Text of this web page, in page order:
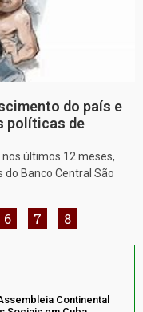
do país e
políticas de
últimos 12 meses,
do Banco Central São
6 7 8
Continental